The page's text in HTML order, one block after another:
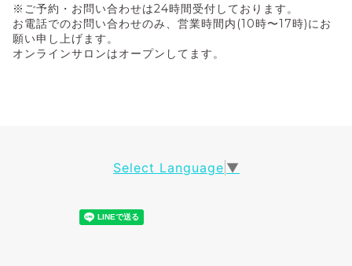
※ ご予約・お問い合わせは24時間受付しております。
お電話でのお問い合わせのみ、 営業時間内 (10時〜17時)にお
願い申し上げます。
オンラインサロンはオープンしてます。
Select Language ▼